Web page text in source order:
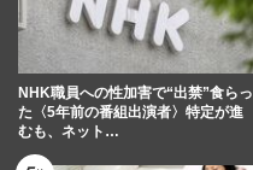
NHK職員への性加害で“出禁”食らっ
た〈5年前の番組出演者〉特定が進
むも、ネット…